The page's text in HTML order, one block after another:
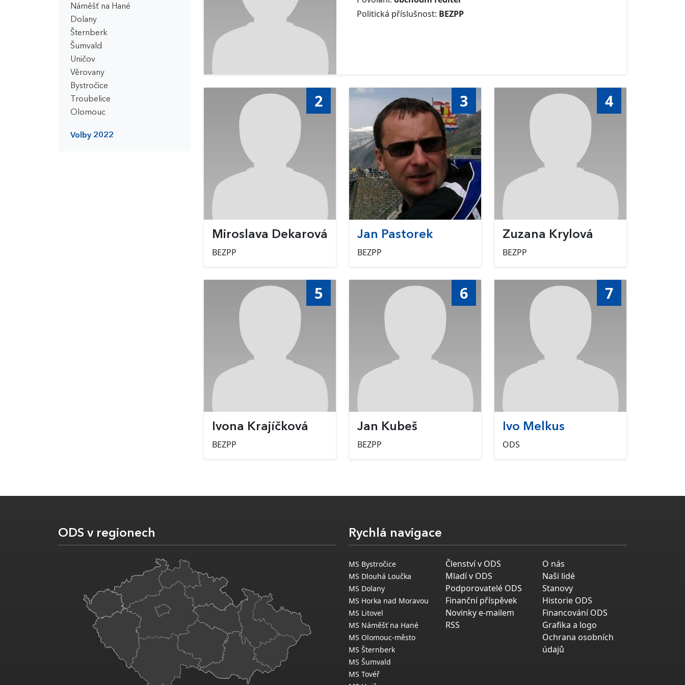
Náměšť na Hané
Dolany
Šternberk
Šumvald
Uničov
Věrovany
Bystročice
Troubelice
Olomouc
Volby 2022
Politická příslušnost: BEZPP
2
Miroslava Dekarová
BEZPP
3
Jan Pastorek
BEZPP
4
Zuzana Krylová
BEZPP
5
Ivona Krajíčková
BEZPP
6
Jan Kubeš
BEZPP
7
Ivo Melkus
ODS
ODS v regionech Rychlá navigace
MS Bystročice
MS Dlouhá Loučka
MS Dolany
MS Horka nad Moravou
MS Litovel
MS Náměšť na Hané
MS Olomouc-město
MS Šternberk
MS Šumvald
MS Tovéř
Členství v ODS
Mladí v ODS
Podporovatelé ODS
Finanční příspěvek
Novinky e-mailem
RSS
O nás
Naši lidé
Stanovy
Historie ODS
Financování ODS
Grafika a logo
Ochrana osobních
údajů